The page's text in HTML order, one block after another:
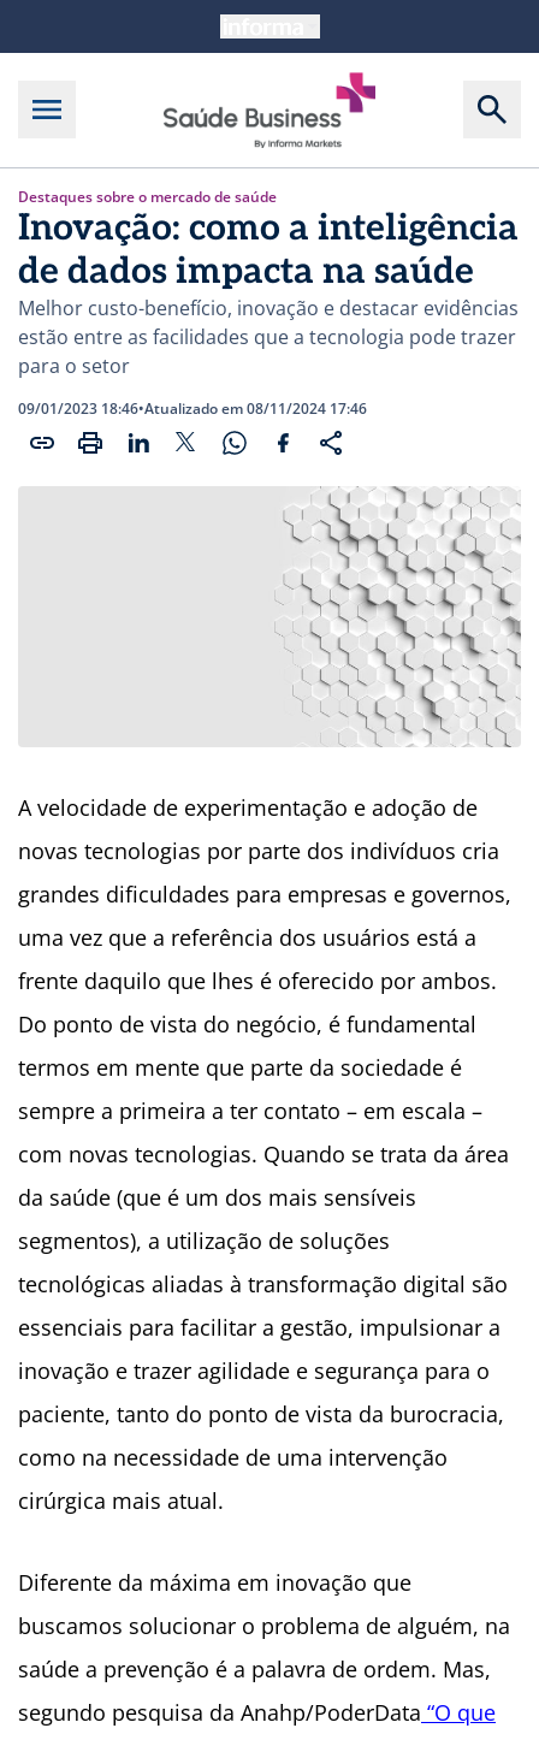
Destaques sobre o mercado de saúde
Inovação: como a inteligência
de dados impacta na saúde
Melhor custo-benefício, inovação e destacar evidências
estão entre as facilidades que a tecnologia pode trazer
para o setor
09/01/2023 18:46•Atualizado em 08/11/2024 17:46
A velocidade de experimentação e adoção de
novas tecnologias por parte dos indivíduos cria
grandes dificuldades para empresas e governos,
uma vez que a referência dos usuários está a
frente daquilo que lhes é oferecido por ambos.
Do ponto de vista do negócio, é fundamental
termos em mente que parte da sociedade é
sempre a primeira a ter contato – em escala –
com novas tecnologias. Quando se trata da área
da saúde (que é um dos mais sensíveis
segmentos), a utilização de soluções
tecnológicas aliadas à transformação digital são
essenciais para facilitar a gestão, impulsionar a
inovação e trazer agilidade e segurança para o
paciente, tanto do ponto de vista da burocracia,
como na necessidade de uma intervenção
cirúrgica mais atual.
Diferente da máxima em inovação que
buscamos solucionar o problema de alguém, na
saúde a prevenção é a palavra de ordem. Mas,
segundo pesquisa da Anahp/PoderData “O que